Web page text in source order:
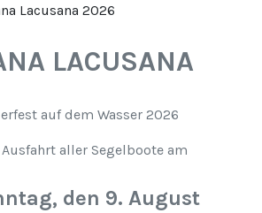
Lacusana 2026
LACUSANA
auf dem Wasser 2026
aller Segelboote am
den 9. August